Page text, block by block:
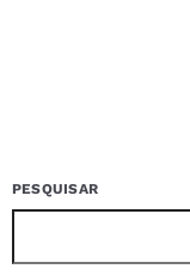
PESQUISAR